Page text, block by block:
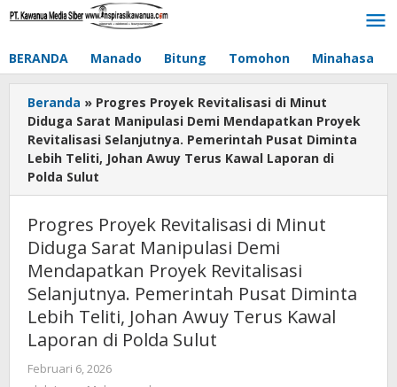
Lewati
BERANDA Manado Bitung Tomohon Minahasa
Beranda » Progres Proyek Revitalisasi di Minut
Diduga Sarat Manipulasi Demi Mendapatkan Proyek
Revitalisasi Selanjutnya. Pemerintah Pusat Diminta
Lebih Teliti, Johan Awuy Terus Kawal Laporan di
Polda Sulut
Progres Proyek Revitalisasi di Minut
Diduga Sarat Manipulasi Demi
Mendapatkan Proyek Revitalisasi
Selanjutnya. Pemerintah Pusat Diminta
Lebih Teliti, Johan Awuy Terus Kawal
Laporan di Polda Sulut
Februari 6, 2026